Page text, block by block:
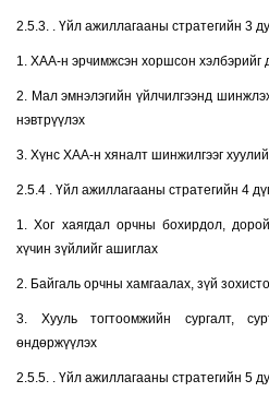
2.5.3. . Үйл ажиллагааны стратегийн 3
1. ХАА-н эрчимжсэн хоршсон хэлбэрийг
2. Мал эмнэлэгийн үйлчилгээнд
нэвтрүүлэх
3. Хүнс ХАА-н хяналт шинжилгээг
2.5.4 . Үйл ажиллагааны стратегийн 4
1. Хог хаягдал орчны бохирдол,
хүчин зүйлийг ашиглах
2. Байгаль орчны хамгаалах, зүй
3. Хууль тогтоомжийн сургалт,
өндөржүүлэх
2.5.5. . Үйл ажиллагааны стратегийн 5